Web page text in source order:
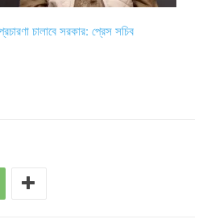
চালাবে সরকার: প্রেস সচিব